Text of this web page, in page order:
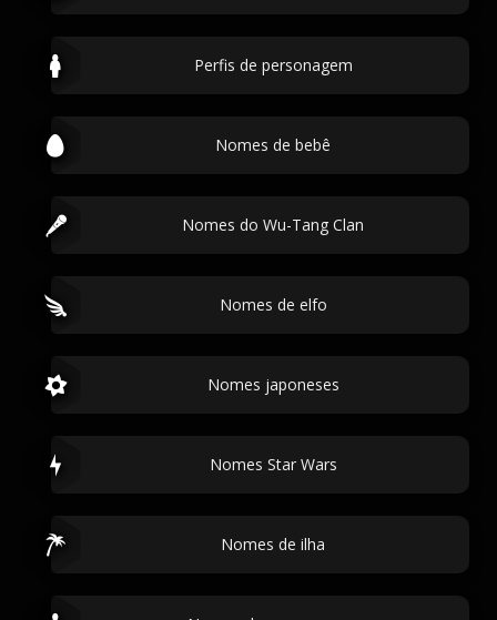
Perfis de personagem
Nomes de bebê
Nomes do Wu-Tang Clan
Nomes de elfo
Nomes japoneses
Nomes Star Wars
Nomes de ilha